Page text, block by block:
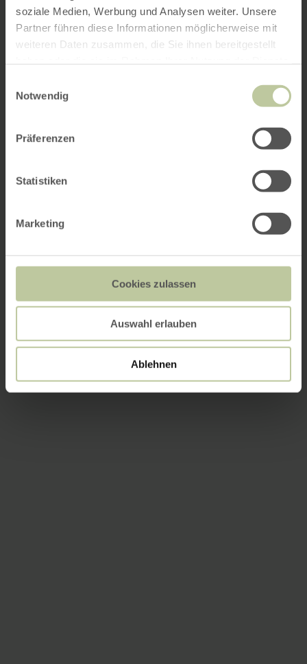
soziale Medien, Werbung und Analysen weiter. Unsere
Partner führen diese Informationen möglicherweise mit
weiteren Daten zusammen, die Sie ihnen bereitgestellt
Notwendig
Präferenzen
Statistiken
Marketing
Cookies zulassen
Auswahl erlauben
Ablehnen